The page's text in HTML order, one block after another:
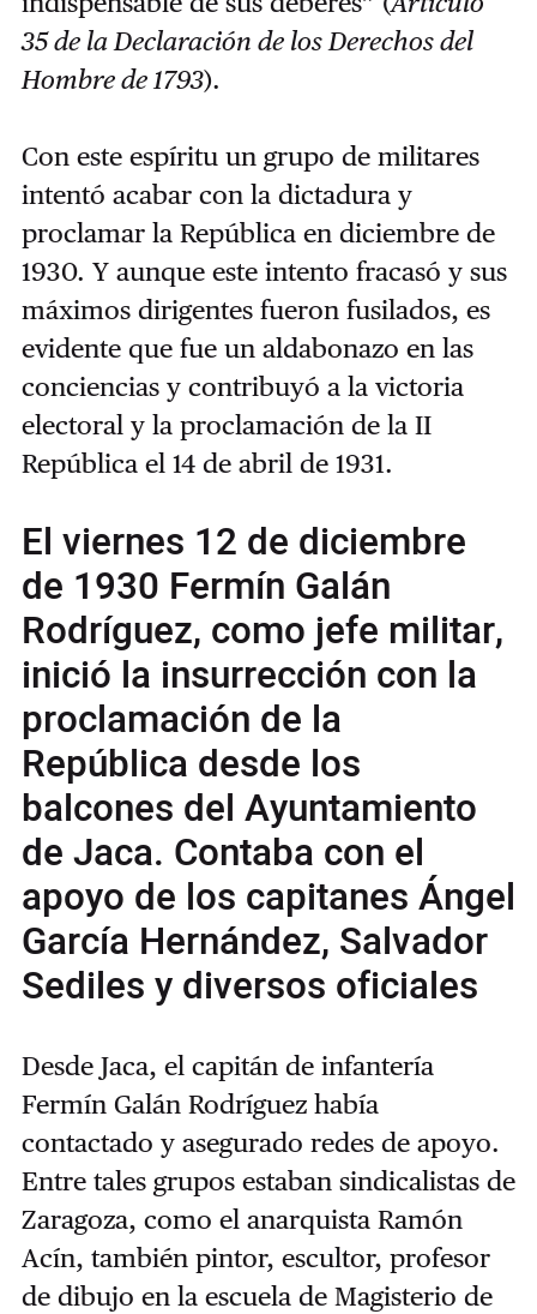
35 de la Declaración de los Derechos del
Hombre de 1793).
Con este espíritu un grupo de militares
intentó acabar con la dictadura y
proclamar la República en diciembre de
1930. Y aunque este intento fracasó y sus
máximos dirigentes fueron fusilados, es
evidente que fue un aldabonazo en las
conciencias y contribuyó a la victoria
electoral y la proclamación de la II
República el 14 de abril de 1931.
El viernes 12 de diciembre
de 1930 Fermín Galán
Rodríguez, como jefe militar,
inició la insurrección con la
proclamación de la
República desde los
balcones del Ayuntamiento
de Jaca. Contaba con el
apoyo de los capitanes Ángel
García Hernández, Salvador
Sediles y diversos oficiales
Desde Jaca, el capitán de infantería
Fermín Galán Rodríguez había
contactado y asegurado redes de apoyo.
Entre tales grupos estaban sindicalistas de
Zaragoza, como el anarquista Ramón
Acín, también pintor, escultor, profesor
de dibujo en la escuela de Magisterio de